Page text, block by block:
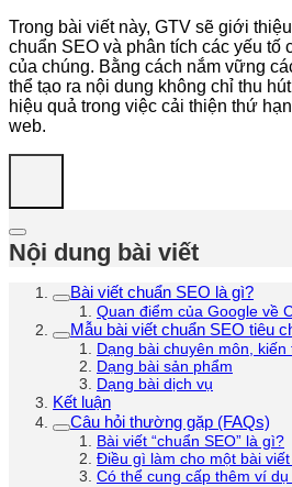
Trong bài viết này, GTV sẽ giới
chuẩn SEO và phân tích các yếu tố
của chúng. Bằng cách nắm vững
thể tạo ra nội dung không chỉ thu
hiệu quả trong việc cải thiện thứ
web.
Nội dung bài viết
Bài viết chuẩn SEO là gì?
Quan điểm của Google về
Mẫu bài viết chuẩn SEO tiêu
Dạng bài chuyên môn, kiến
Dạng bài sản phẩm
Dạng bài dịch vụ
Kết luận
Câu hỏi thường gặp (FAQs)
Bài viết “chuẩn SEO” là gì?
Điều gì làm cho một bài
Có thể cung cấp thêm ví